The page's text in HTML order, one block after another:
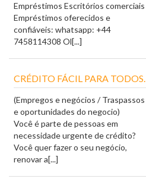
Empréstimos Escritórios comerciais
Empréstimos oferecidos e
confiáveis: whatsapp: +44
7458114308 Ol[...]
CRÉDITO FÁCIL PARA TODOS.
(Empregos e negócios / Traspassos
e oportunidades do negocio)
Você é parte de pessoas em
necessidade urgente de crédito?
Você quer fazer o seu negócio,
renovar a[...]